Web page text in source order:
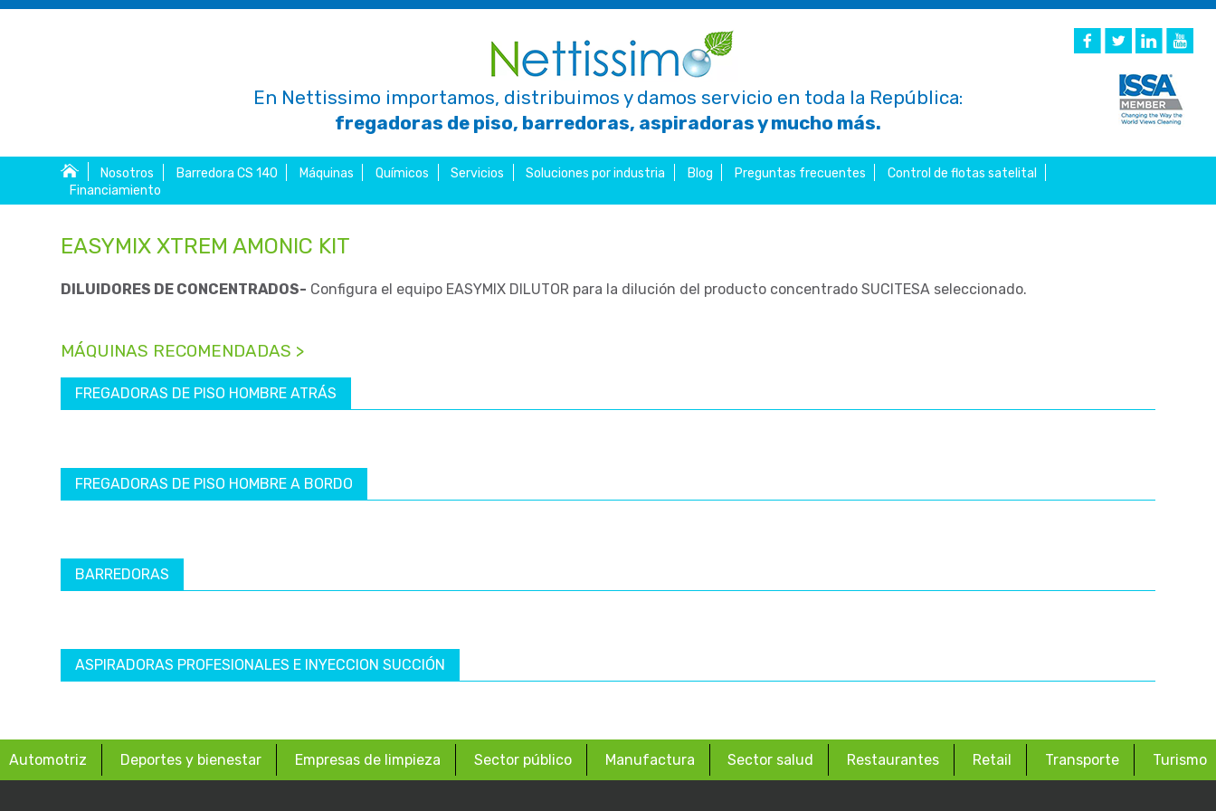
En Nettissimo importamos, distribuimos y damos servicio en toda la República:
fregadoras de piso, barredoras, aspiradoras y mucho más.
Nosotros Barredora CS 140 Máquinas Químicos Servicios Soluciones por industria Blog Preguntas frecuentes
Control de flotas satelital
Financiamiento
EASYMIX XTREM AMONIC KIT
DILUIDORES DE CONCENTRADOS- Configura el equipo EASYMIX DILUTOR para la dilución del producto concentrado SUCITESA seleccionado.
MÁQUINAS RECOMENDADAS >
FREGADORAS DE PISO HOMBRE ATRÁS
FREGADORAS DE PISO HOMBRE A BORDO
BARREDORAS
ASPIRADORAS PROFESIONALES E INYECCION SUCCIÓN
Automotriz Deportes y bienestar Empresas de limpieza Sector público Manufactura Sector salud Restaurantes Retail Transporte Turismo